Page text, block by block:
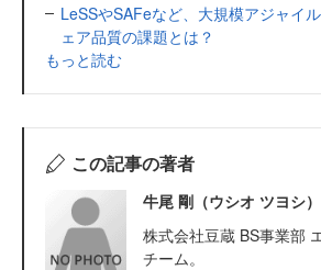
LeSSやSAFeなど、大規模アジャイ
ェア品質の課題とは？
もっと読む
この記事の著者
牛尾 剛（ウシオ ツヨシ）
株式会社豆蔵 BS事業部
チーム。